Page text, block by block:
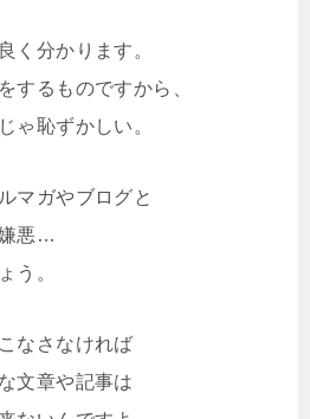
く分かります。
するものですから、
ゃ恥ずかしい。
マガやブログと
悪…
う。
なさなければ
文章や記事は